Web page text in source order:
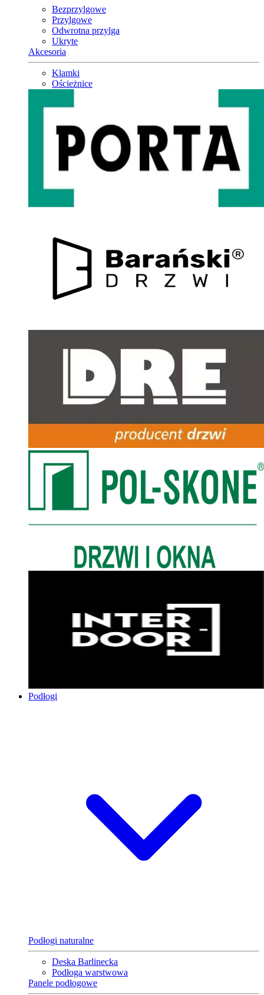
Bezprzylgowe
Przylgowe
Odwrotna przylga
Ukryte
Akcesoria
Klamki
Ościeżnice
Podłogi
Podłogi naturalne
Deska Barlinecka
Podłoga warstwowa
Panele podłogowe